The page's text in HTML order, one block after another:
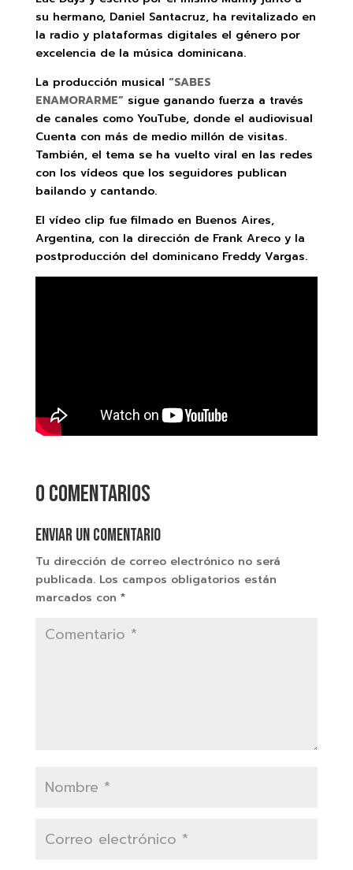
su hermano, Daniel Santacruz, ha revitalizado en
la radio y plataformas digitales el género por
excelencia de la música dominicana.
La producción musical “SABES
ENAMORARME”sigue ganando fuerza a través
de canales como YouTube, donde el audiovisual
Cuenta con más de medio millón de visitas.
También, el tema se ha vuelto viral en las redes
con los vídeos que los seguidores publican
bailando y cantando.
El vídeo clip fue filmado en Buenos Aires,
Argentina, con la dirección de Frank Areco y la
postproducción del dominicano Freddy Vargas.
0 comentarios
Enviar un comentario
Tu dirección de correo electrónico no será
publicada. Los campos obligatorios están
marcados con *